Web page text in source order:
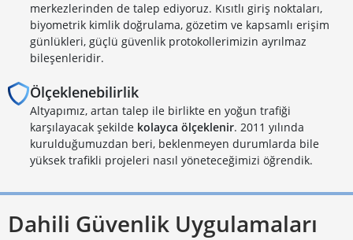
merkezlerinden de talep ediyoruz. Kısıtlı giriş noktaları,
biyometrik kimlik doğrulama, gözetim ve kapsamlı erişim
günlükleri, güçlü güvenlik protokollerimizin ayrılmaz
bileşenleridir.
Ölçeklenebilirlik
Altyapımız, artan talep ile birlikte en yoğun trafiği
karşılayacak şekilde kolayca ölçeklenir. 2011 yılında
kurulduğumuzdan beri, beklenmeyen durumlarda bile
yüksek trafikli projeleri nasıl yöneteceğimizi öğrendik.
Dahili Güvenlik Uygulamaları